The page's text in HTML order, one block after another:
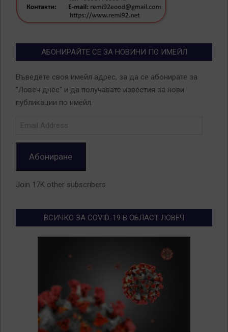
АБОНИРАЙТЕ СЕ ЗА НОВИНИ ПО ИМЕЙЛ
Въведете своя имейл адрес, за да се абонирате за
"Ловеч днес" и да получавате известия за нови
публикации по имейл.
Абониране
Join 17K other subscribers
ВСИЧКО ЗА COVID-19 В ОБЛАСТ ЛОВЕЧ